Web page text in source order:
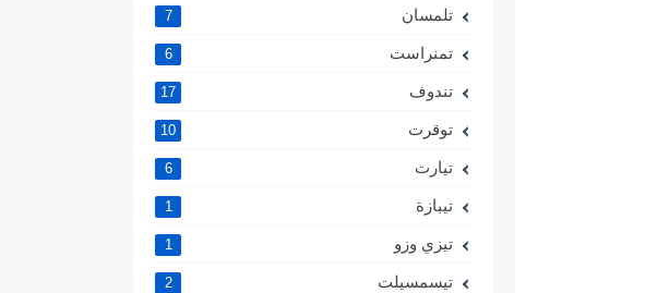
تلمسان 7
تمنراست 6
تندوف 17
توقرت 10
تيارت 6
تيبازة 1
تيزي وزو 1
تيسمسيلت 2